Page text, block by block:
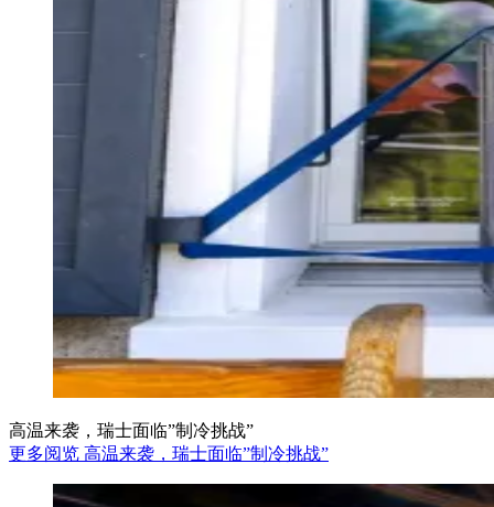
高温来袭，瑞士面临”制冷挑战”
更多阅览 高温来袭，瑞士面临”制冷挑战”